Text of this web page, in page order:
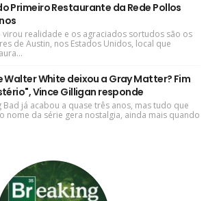
Primeiro Restaurante da Rede Pollos
virou realidade e os agraciados sortudos são os
de Austin, nos Estados Unidos, local que
Walter White deixou a Gray Matter? Fim
Vince Gilligan responde
Bad já acabou a quase três anos, mas tudo que
nome da série gera nostalgia, ainda mais quando